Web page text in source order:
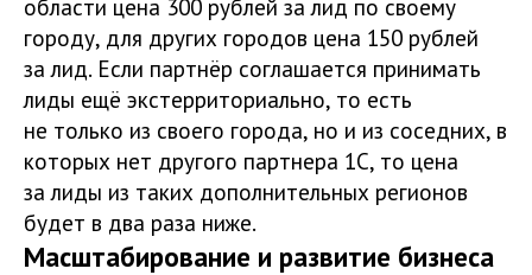
области цена 300 рублей за лид по своему
городу, для других городов цена 150 рублей
за лид. Если партнёр соглашается принимать
лиды ещё экстерриториально, то есть
не только из своего города, но и из соседних, в
которых нет другого партнера 1С, то цена
за лиды из таких дополнительных регионов
будет в два раза ниже.
Масштабирование и развитие бизнеса